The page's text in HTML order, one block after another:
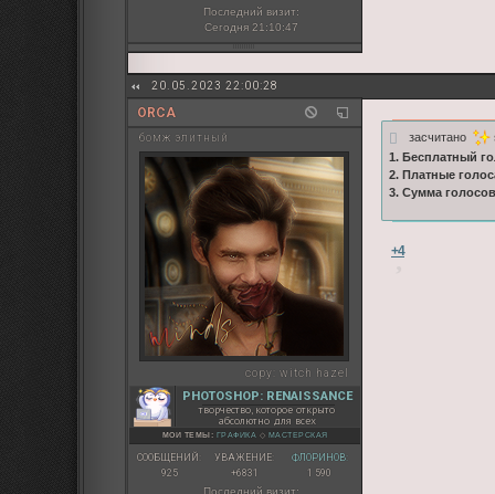
Последний визит:
Сегодня 21:10:47
20.05.2023 22:00:28
ORCA
бомж элитный
copy: witch hazel
PHOTOSHOP: RENAISSANCE
творчество, которое открыто
абсолютно для всех
МОИ ТЕМЫ: ГРАФИКА ◇ МАСТЕРСКАЯ
СООБЩЕНИЙ:
925
УВАЖЕНИЕ:
+6831
ФЛОРИНОВ:
1 590
Последний визит:
засчитано
1. Бесплатный
2. Платные
3. Сумма
+4